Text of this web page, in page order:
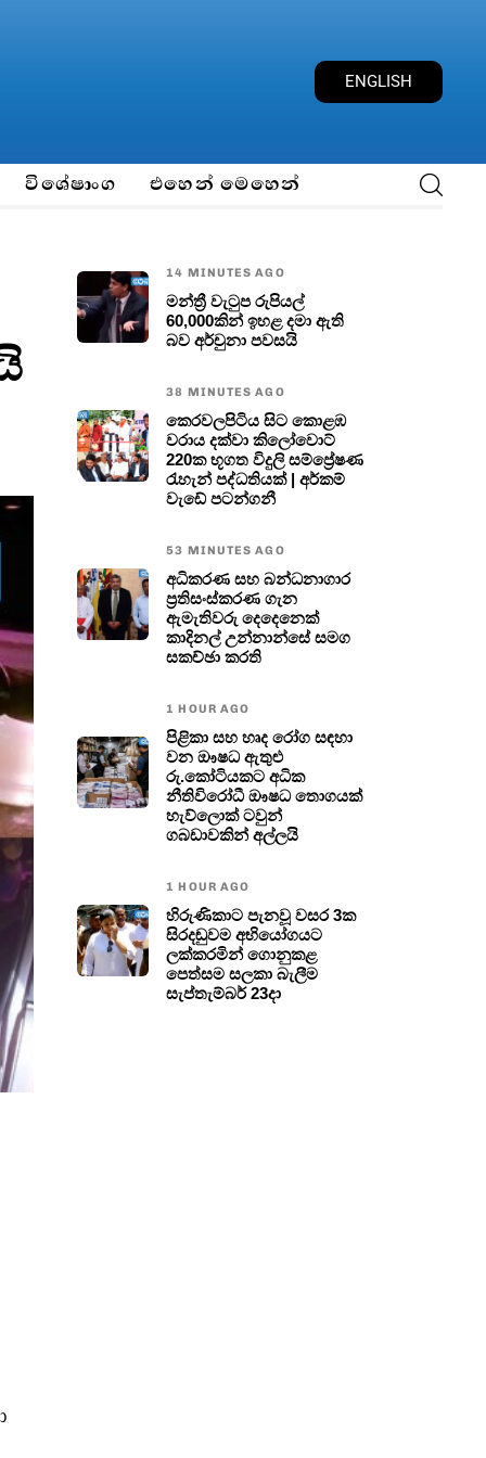
ENGLISH
විශේෂාංග එහෙන් මෙහෙන්
14 MINUTES AGO
මන්ත්‍රී වැටුප රුපියල්
60,000කින් ඉහළ දමා ඇති
බව අර්චුනා පවසයි
38 MINUTES AGO
කෙරවලපිටිය සිට කොළඹ
වරාය දක්වා කිලෝවොට්
220ක භූගත විදුලි සම්ප්‍රේෂණ
රැහැන් පද්ධතියක් | අර්කම්
වැඩේ පටන්ගනී
53 MINUTES AGO
අධිකරණ සහ බන්ධනාගාර
ප්‍රතිසංස්කරණ ගැන
ඇමැතිවරු දෙදෙනෙක්
කාදිනල් උන්නාන්සේ සමග
සකච්ඡා කරති
1 HOUR AGO
පිළිකා සහ හෘද රෝග සඳහා
වන ඖෂධ ඇතුළු
රු.කෝටියකට අධික
නීතිවිරෝධී ඖෂධ තොගයක්
හැව්ලොක් ටවුන්
ගබඩාවකින් අල්ලයි
1 HOUR AGO
හිරුණිකාට පැනවූ වසර 3ක
සිරදඬුවම අභියෝගයට
ලක්කරමින් ගොනුකළ
පෙත්සම සලකා බැලීම
සැප්තැම්බර් 23දා